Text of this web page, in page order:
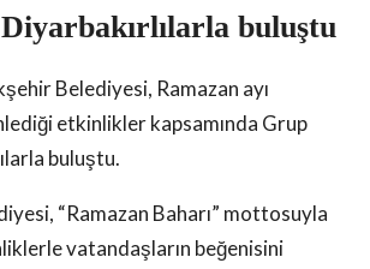
buluştu
Belediyesi, Ramazan ayı
etkinlikler kapsamında Grup
buluştu.
“Ramazan Baharı” mottosuyla
vatandaşların beğenisini